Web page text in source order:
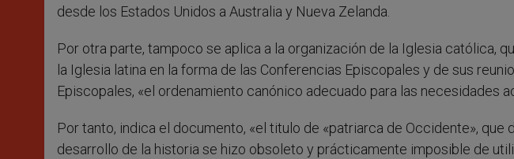
desde los Estados Unidos a Australia y Nueva Zelanda.
Por otra parte, tampoco se aplica a la organización de la Iglesia católica,
la Iglesia latina en la forma de las Conferencias Episcopales y de sus
Episcopales, «el ordenamiento canónico adecuado para las necesidades
Por tanto, indica el documento, «el titulo de «patriarca de Occidente», que
desarrollo de la historia se hizo obsoleto y prácticamente imposible de